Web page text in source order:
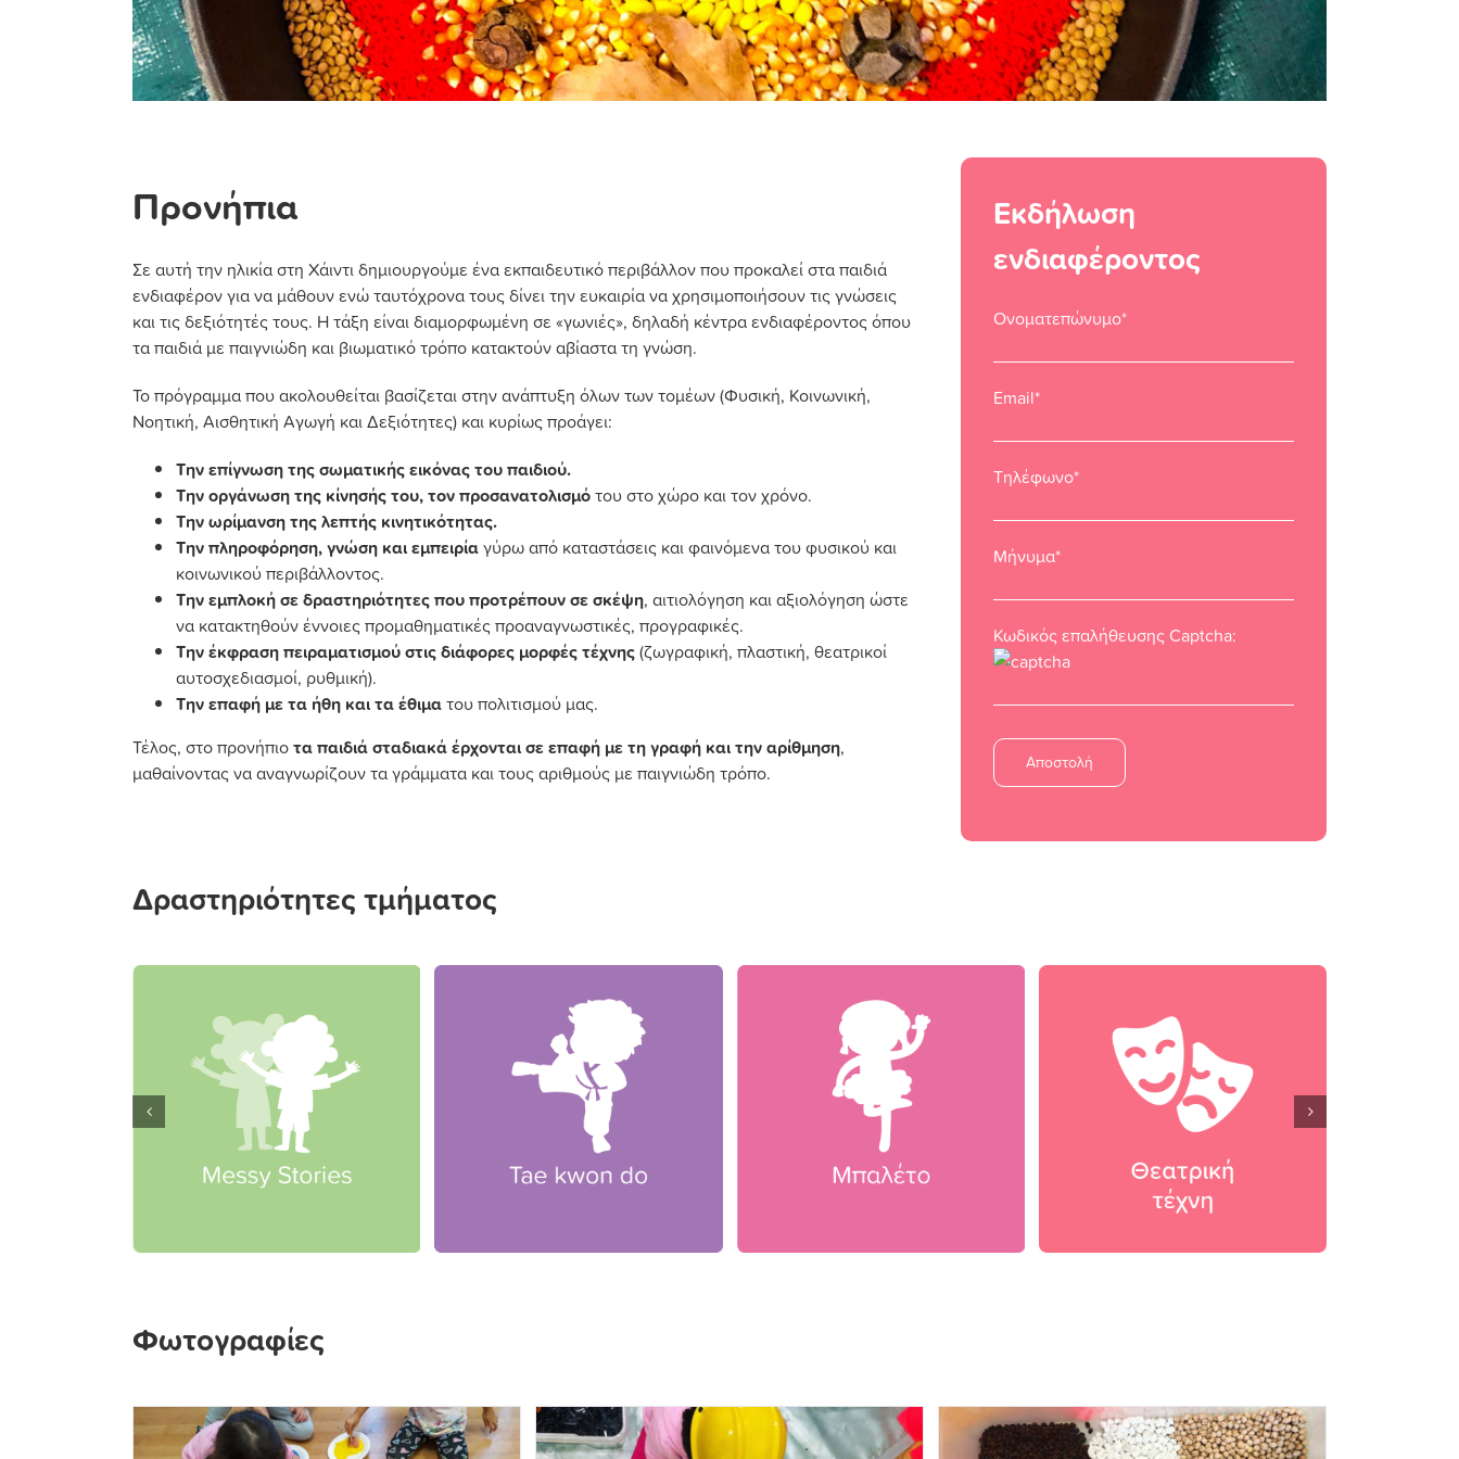
Προνήπια
Σε αυτή την ηλικία στη Χάιντι δημιουργούμε ένα εκπαιδευτικό περιβάλλον που προκαλεί στα παιδιά
ενδιαφέρον για να μάθουν ενώ ταυτόχρονα τους δίνει την ευκαιρία να χρησιμοποιήσουν τις γνώσεις
και τις δεξιότητές τους. Η τάξη είναι διαμορφωμένη σε «γωνιές», δηλαδή κέντρα ενδιαφέροντος όπου
τα παιδιά με παιγνιώδη και βιωματικό τρόπο κατακτούν αβίαστα τη γνώση.
Το πρόγραμμα που ακολουθείται βασίζεται στην ανάπτυξη όλων των τομέων (Φυσική, Κοινωνική,
Νοητική, Αισθητική Αγωγή και Δεξιότητες) και κυρίως προάγει:
Tην επίγνωση της σωματικής εικόνας του παιδιού.
Tην οργάνωση της κίνησής του, τον προσανατολισμότου στο χώρο και τον χρόνο.
Tην ωρίμανση της λεπτής κινητικότητας.
Tην πληροφόρηση, γνώση και εμπειρίαγύρω από καταστάσεις και φαινόμενα του φυσικού και
κοινωνικού περιβάλλοντος.
Tην εμπλοκή σε δραστηριότητες που προτρέπουν σε σκέψη, αιτιολόγηση και αξιολόγηση ώστε
να κατακτηθούν έννοιες προμαθηματικές προαναγνωστικές, προγραφικές.
Tην έκφραση πειραματισμού στις διάφορες μορφές τέχνης(ζωγραφική, πλαστική, θεατρικοί
αυτοσχεδιασμοί, ρυθμική).
Tην επαφή με τα ήθη και τα έθιματου πολιτισμού μας.
Τέλος, στο προνήπιοτα παιδιά σταδιακά έρχονται σε επαφή με τη γραφή και την αρίθμηση,
μαθαίνοντας να αναγνωρίζουν τα γράμματα και τους αριθμούς με παιγνιώδη τρόπο.
Εκδήλωση
ενδιαφέροντος
Ονοματεπώνυμο*
Email*
Τηλέφωνο*
Μήνυμα*
Κωδικός επαλήθευσης Captcha:
Δραστηριότητες τμήματος
Φωτογραφίες